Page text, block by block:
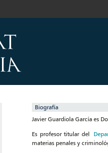
Biografía
Javier Guardiola García es
Es profesor titular del
materias penales y